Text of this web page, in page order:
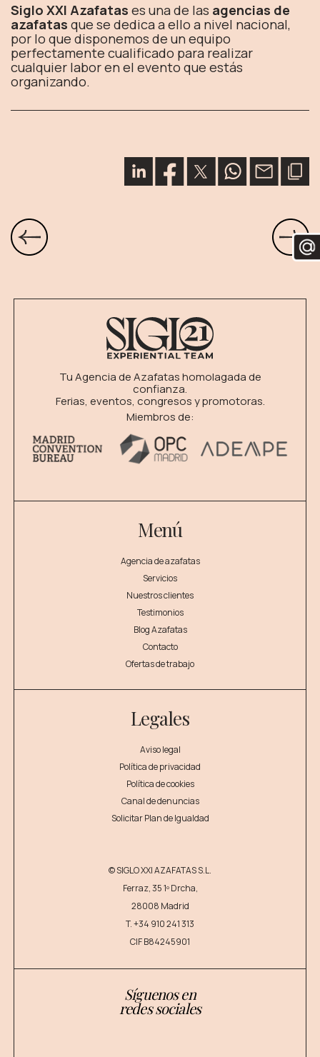
Siglo XXI Azafatas es una de las agencias de
azafatas que se dedica a ello a nivel nacional,
por lo que disponemos de un equipo
perfectamente cualificado para realizar
cualquier labor en el evento que estás
organizando.
Tu Agencia de Azafatas homolagada de
confianza.
Ferias, eventos, congresos y promotoras.
Miembros de:
Menú
Agencia de azafatas
Servicios
Nuestros clientes
Testimonios
Blog Azafatas
Contacto
Ofertas de trabajo
Legales
Aviso legal
Política de privacidad
Política de cookies
Canal de denuncias
Solicitar Plan de Igualdad
© SIGLO XXI AZAFATAS S.L.
Ferraz, 35 1º Drcha,
28008 Madrid
T.+34 910 241 313
CIF B84245901
Síguenos en
redes sociales